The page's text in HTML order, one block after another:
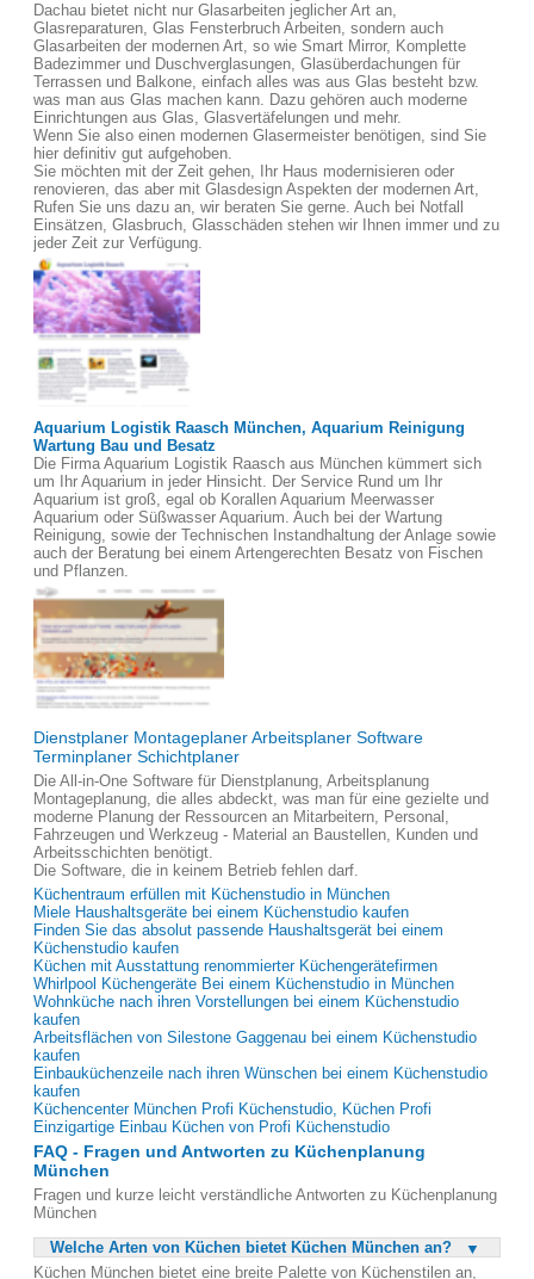
Dachau bietet nicht nur Glasarbeiten jeglicher Art an,
Glasreparaturen, Glas Fensterbruch Arbeiten, sondern auch
Glasarbeiten der modernen Art, so wie Smart Mirror, Komplette
Badezimmer und Duschverglasungen, Glasüberdachungen für
Terrassen und Balkone, einfach alles was aus Glas besteht bzw.
was man aus Glas machen kann. Dazu gehören auch moderne
Einrichtungen aus Glas, Glasvertäfelungen und mehr.
Wenn Sie also einen modernen Glasermeister benötigen, sind Sie
hier definitiv gut aufgehoben.
Sie möchten mit der Zeit gehen, Ihr Haus modernisieren oder
renovieren, das aber mit Glasdesign Aspekten der modernen Art,
Rufen Sie uns dazu an, wir beraten Sie gerne. Auch bei Notfall
Einsätzen, Glasbruch, Glasschäden stehen wir Ihnen immer und zu
jeder Zeit zur Verfügung.
Aquarium Logistik Raasch München, Aquarium Reinigung
Wartung Bau und Besatz
Die Firma Aquarium Logistik Raasch aus München kümmert sich
um Ihr Aquarium in jeder Hinsicht. Der Service Rund um Ihr
Aquarium ist groß, egal ob Korallen Aquarium Meerwasser
Aquarium oder Süßwasser Aquarium. Auch bei der Wartung
Reinigung, sowie der Technischen Instandhaltung der Anlage sowie
auch der Beratung bei einem Artengerechten Besatz von Fischen
und Pflanzen.
Dienstplaner Montageplaner Arbeitsplaner Software
Terminplaner Schichtplaner
Die All-in-One Software für Dienstplanung, Arbeitsplanung
Montageplanung, die alles abdeckt, was man für eine gezielte und
moderne Planung der Ressourcen an Mitarbeitern, Personal,
Fahrzeugen und Werkzeug - Material an Baustellen, Kunden und
Arbeitsschichten benötigt.
Die Software, die in keinem Betrieb fehlen darf.
Küchentraum erfüllen mit Küchenstudio in München
Miele Haushaltsgeräte bei einem Küchenstudio kaufen
Finden Sie das absolut passende Haushaltsgerät bei einem
Küchenstudio kaufen
Küchen mit Ausstattung renommierter Küchengerätefirmen
Whirlpool Küchengeräte Bei einem Küchenstudio in München
Wohnküche nach ihren Vorstellungen bei einem Küchenstudio
kaufen
Arbeitsflächen von Silestone Gaggenau bei einem Küchenstudio
kaufen
Einbauküchenzeile nach ihren Wünschen bei einem Küchenstudio
kaufen
Küchencenter München Profi Küchenstudio, Küchen Profi
Einzigartige Einbau Küchen von Profi Küchenstudio
FAQ - Fragen und Antworten zu Küchenplanung
München
Fragen und kurze leicht verständliche Antworten zu Küchenplanung
München
Welche Arten von Küchen bietet Küchen München an?
Küchen München bietet eine breite Palette von Küchenstilen an,